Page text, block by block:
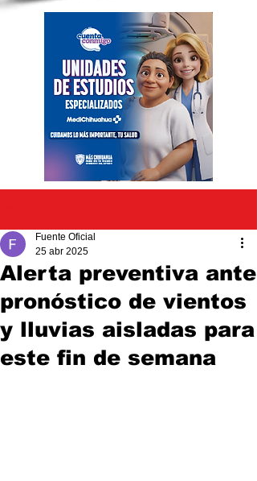
Alerta preventiva ante
pronóstico de vientos
y lluvias aisladas para
este fin de semana
Fuente Oficial
25 abr 2025